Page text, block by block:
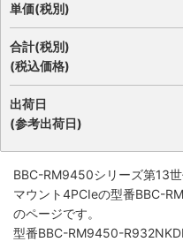
単価(税別)
合計(税別)
(税込価格)
出荷日
(参考出荷日)
BBC-RM9450シリーズ第13
マウント4PCIeの型番BBC-
のページです。
型番BBC-RM9450-